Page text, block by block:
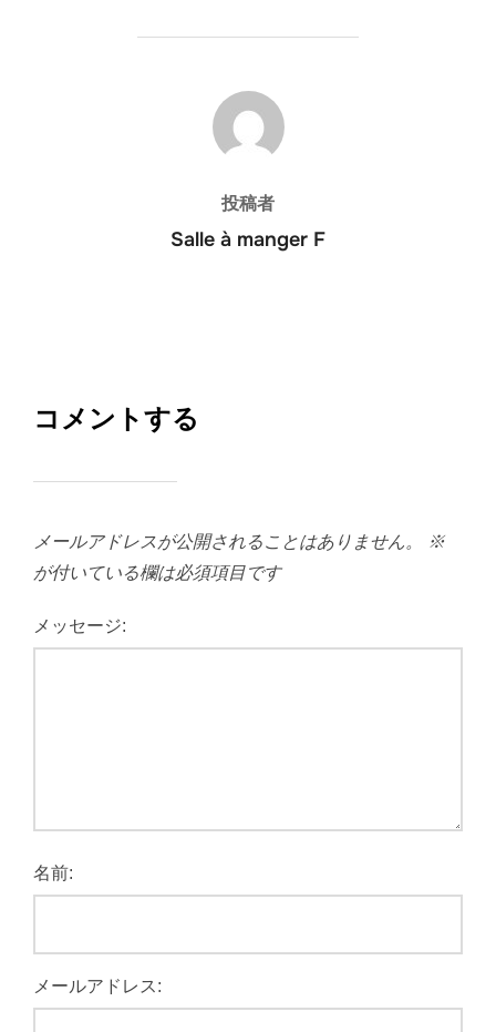
投稿者
投稿者
Salle à manger F
コメントする
メールアドレスが公開されることはありません。
※
が付いている欄は必須項目です
メッセージ:
名前:
メールアドレス: